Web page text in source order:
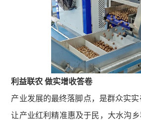
利益联农 做实增收答卷
产业发展的最终落脚点，是群众实
让产业红利精准惠及于民，大水沟